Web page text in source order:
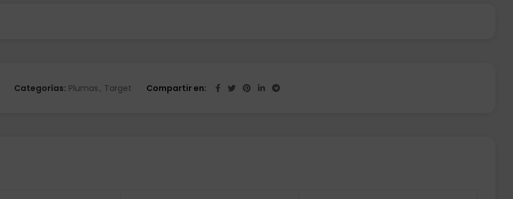
Categorías: Plumas, Target Compartir en